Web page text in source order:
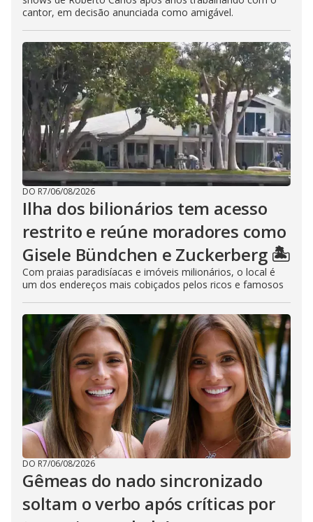
cantor, em decisão anunciada como amigável.
DO R7/06/08/2026
Ilha dos bilionários tem acesso
restrito e reúne moradores como
Gisele Bündchen e Zuckerberg 🏝️
Com praias paradisíacas e imóveis milionários, o local é
um dos endereços mais cobiçados pelos ricos e famosos
DO R7/06/08/2026
Gêmeas do nado sincronizado
soltam o verbo após críticas por